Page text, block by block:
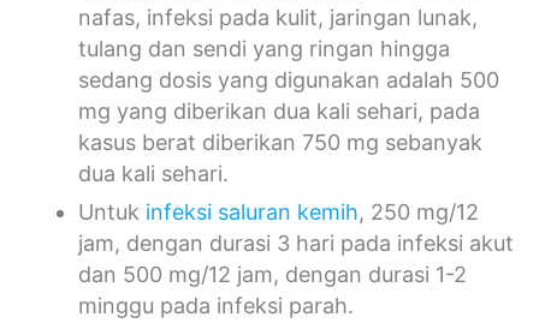
nafas, infeksi pada kulit, jaringan lunak,
tulang dan sendi yang ringan hingga
sedang dosis yang digunakan adalah 500
mg yang diberikan dua kali sehari, pada
kasus berat diberikan 750 mg sebanyak
dua kali sehari.
Untuk infeksi saluran kemih, 250 mg/12
jam, dengan durasi 3 hari pada infeksi akut
dan 500 mg/12 jam, dengan durasi 1-2
minggu pada infeksi parah.